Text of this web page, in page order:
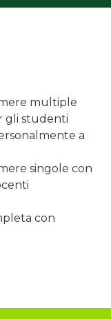
multiple
gli studenti
a
singole con
con